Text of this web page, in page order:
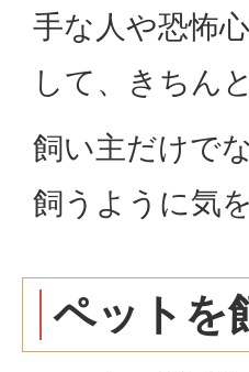
手な人や恐怖
して、きちん
飼い主だけで
飼うように気
ペットを